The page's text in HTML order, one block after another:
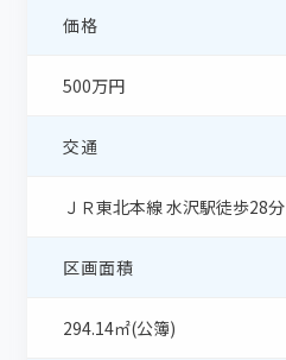
価格
500万円
交通
ＪＲ東北本線 水沢駅徒歩28分
区画面積
294.14㎡(公簿)